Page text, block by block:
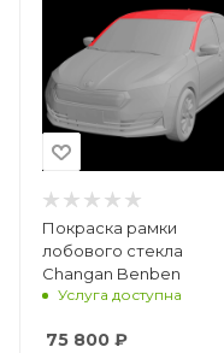
Покраска рамки
лобового стекла
Changan Benben
Услуга доступна
75 800 ₽